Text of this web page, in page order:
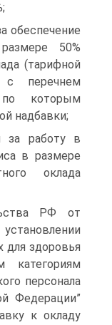
обеспечение
50%
(тарифной
с перечнем
по которым
надбавки;
за работу в
в размере
оклада
РФ от
для здоровья
категориям
персонала
Федерации”
к окладу